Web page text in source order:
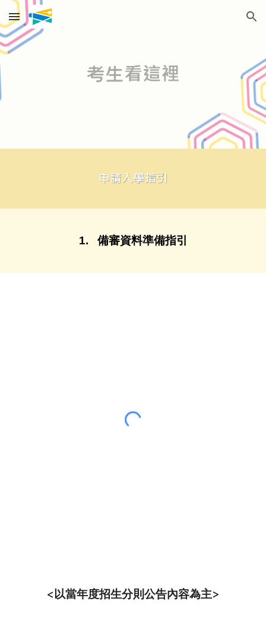
Skip to main content Skip to navigation
1. 備審資料準備指引
<以當年度招生分則公告內容為主>